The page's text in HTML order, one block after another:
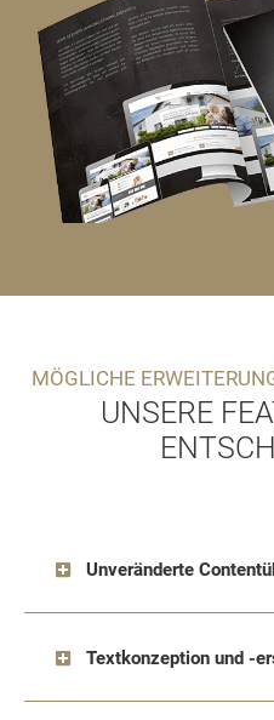
MÖGLICHE
UNSERE
Unveränderte
Textkonzeption und -